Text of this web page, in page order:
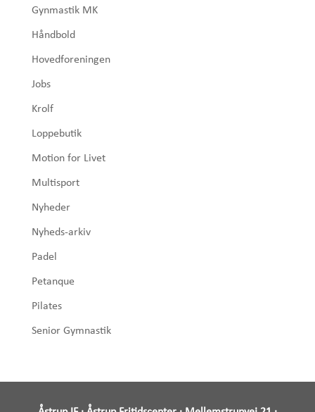
Gynmastik MK
Håndbold
Hovedforeningen
Jobs
Krolf
Loppebutik
Motion for Livet
Multisport
Nyheder
Nyheds-arkiv
Padel
Petanque
Pilates
Senior Gymnastik